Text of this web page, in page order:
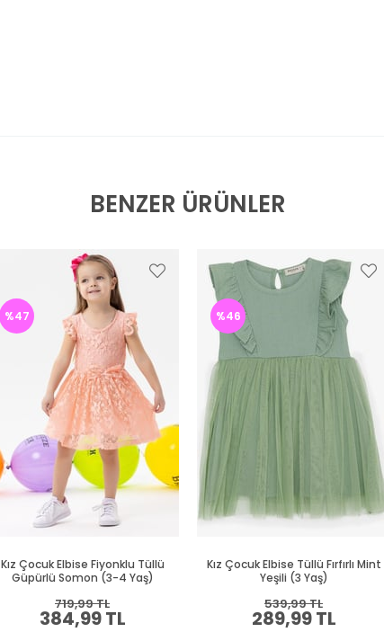
BENZER ÜRÜNLER
Kız Çocuk Elbise Fiyonklu Tüllü
Güpürlü Somon (3-4 Yaş)
384,99 TL
719,99 TL
%47
Kız Çocuk Elbise Tüllü Fırfırlı Mint
Yeşili (3 Yaş)
289,99 TL
539,99 TL
%46